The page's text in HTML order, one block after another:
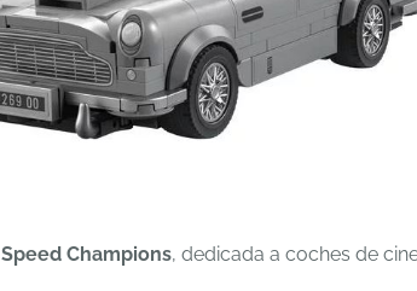
Speed Champions, dedicada a coches de